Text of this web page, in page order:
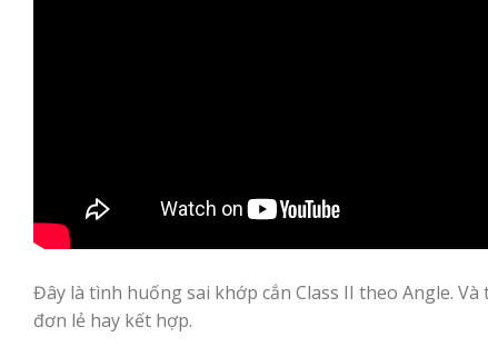
Đây là tình huống sai khớp cắn Class II theo Angle.
đơn lẻ hay kết hợp.